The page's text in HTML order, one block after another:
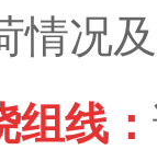
情况
线：